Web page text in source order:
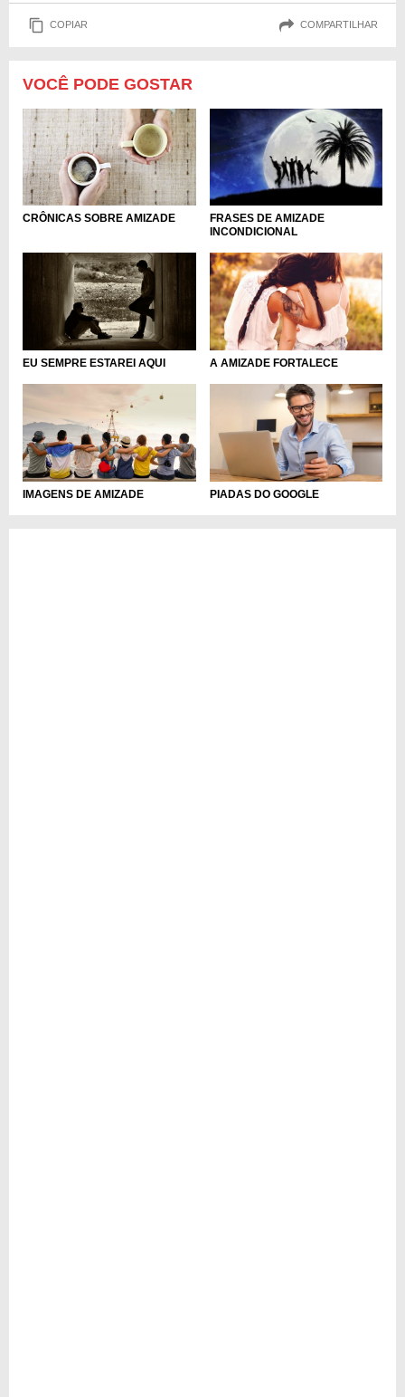
COPIAR COMPARTILHAR
VOCÊ PODE GOSTAR
CRÔNICAS SOBRE AMIZADE
FRASES DE AMIZADE
INCONDICIONAL
EU SEMPRE ESTAREI AQUI A AMIZADE FORTALECE
IMAGENS DE AMIZADE PIADAS DO GOOGLE